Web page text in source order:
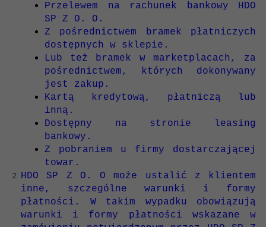
Przelewem na rachunek bankowy HDO
SP Z O. O.
Z pośrednictwem bramek płatniczych
dostępnych w sklepie.
Lub też bramek w marketplacach, za
pośrednictwem, których dokonywany
jest zakup.
Kartą kredytową, płatniczą lub
inną.
Dostępny na stronie leasing
bankowy.
Z pobraniem u firmy dostarczającej
towar.
HDO SP Z O. O może ustalić z klientem
inne, szczególne warunki i formy
płatności. W takim wypadku obowiązują
warunki i formy płatności wskazane w